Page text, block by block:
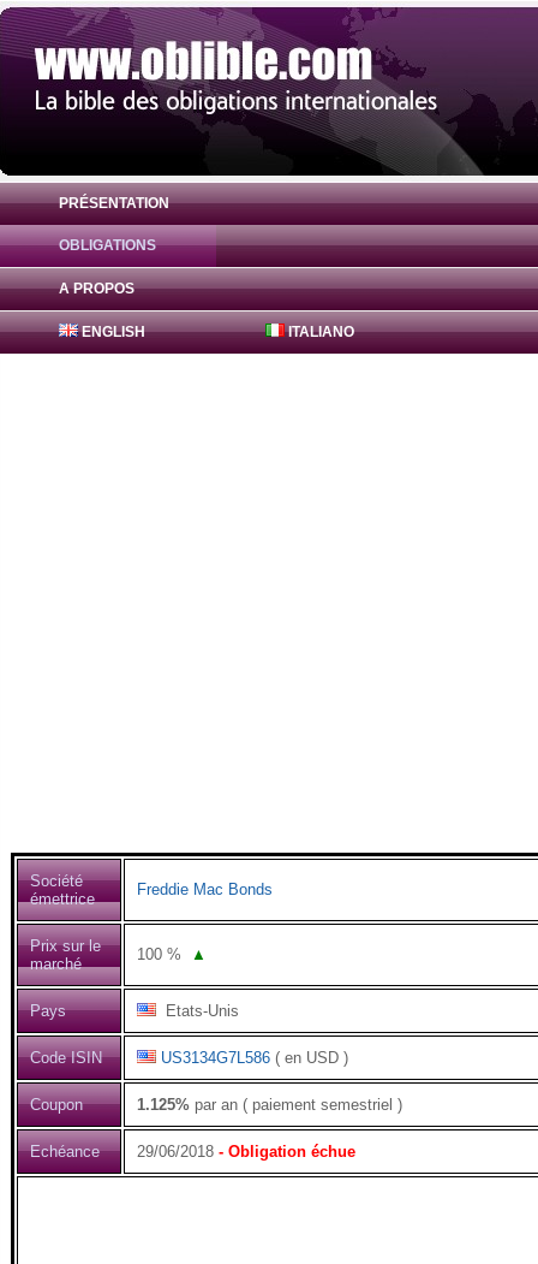
PRÉSENTATION
OBLIGATIONS
A PROPOS
ENGLISH ITALIANO
Obligation Freddie Mac Bonds 1.125% (
Société
émettrice
Freddie Mac Bonds
Prix sur le
marché
100 % ▲
Pays Etats-Unis
Code ISIN US3134G7L586 ( en USD )
Coupon 1.125% par an ( paiement semestriel )
Echéance 29/06/2018 - Obligation échue